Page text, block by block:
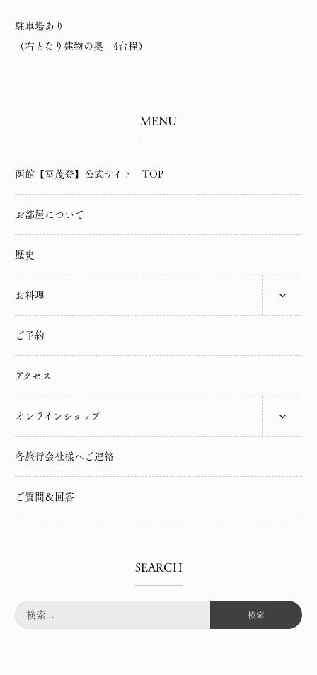
駐車場あり
（右となり建物の奥 4台程）
MENU
函館【冨茂登】公式サイト TOP
お部屋について
歴史
お料理
ご予約
アクセス
オンラインショップ
各旅行会社様へご連絡
ご質問＆回答
SEARCH
索: